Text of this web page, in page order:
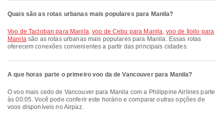
Quais são as rotas urbanas mais populares para Manila?
voo de Tacloban para Manila,voo de Cebu para Manila, voo de Iloilo para
Manilasão as rotas urbanas mais populares para Manila. Essas rotas
oferecem conexões convenientes a partir das principais cidades.
A que horas parte o primeiro voo da de Vancouver para Manila?
O voo mais cedo de Vancouver para Manila com a Philippine Airlines parte
às 00:05. Você pode conferir este horário e comparar outras opções de
voos disponíveis no Airpaz.